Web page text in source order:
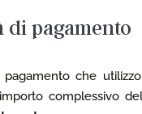
di pagamento
che
complessivo